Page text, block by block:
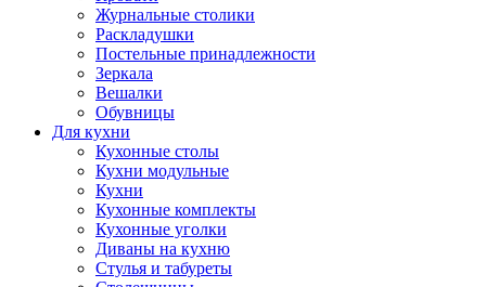
Журнальные столики
Раскладушки
Постельные принадлежности
Зеркала
Вешалки
Обувницы
Для кухни
Кухонные столы
Кухни модульные
Кухни
Кухонные комплекты
Кухонные уголки
Диваны на кухню
Стулья и табуреты